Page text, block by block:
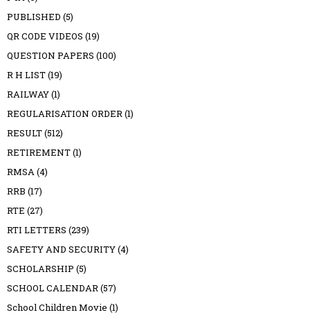
PUBLISHED (5)
QR CODE VIDEOS (19)
QUESTION PAPERS (100)
R H LIST(19)
RAILWAY(1)
REGULARISATION ORDER(1)
RESULT(512)
RETIREMENT(1)
RMSA(4)
RRB (17)
RTE (27)
RTI LETTERS (239)
SAFETY AND SECURITY(4)
SCHOLARSHIP (5)
SCHOOL CALENDAR(57)
School Children Movie (1)